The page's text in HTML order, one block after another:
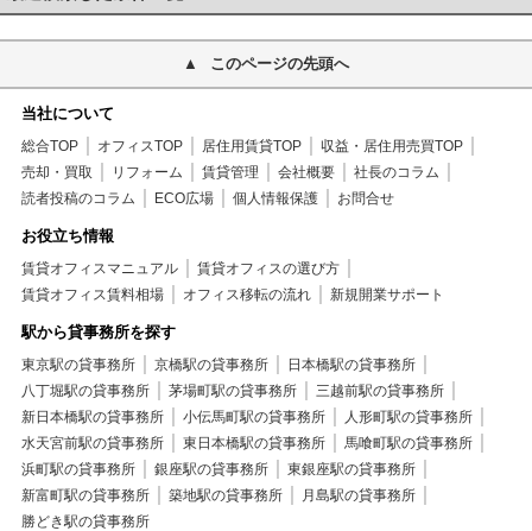
このページの先頭へ
当社について
総合TOP オフィスTOP 居住用賃貸TOP
収益・居住用売買TOP
売却・買取
リフォーム 賃貸管理 会社概要
社長のコラム
読者投稿のコラム
ECO広場 個人情報保護 お問合せ
お役立ち情報
賃貸オフィスマニュアル
賃貸オフィスの選び方
賃貸オフィス賃料相場
オフィス移転の流れ 新規開業サポート
駅から貸事務所を探す
東京駅の貸事務所 京橋駅の貸事務所
日本橋駅の貸事務所
八丁堀駅の貸事務所
茅場町駅の貸事務所
三越前駅の貸事務所
新日本橋駅の貸事務所
小伝馬町駅の貸事務所
人形町駅の貸事務所
水天宮前駅の貸事務所
東日本橋駅の貸事務所
馬喰町駅の貸事務所
浜町駅の貸事務所
銀座駅の貸事務所
東銀座駅の貸事務所
新富町駅の貸事務所
築地駅の貸事務所
月島駅の貸事務所
勝どき駅の貸事務所